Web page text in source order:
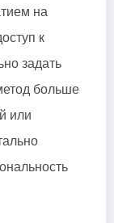
на
к
задать
больше
или